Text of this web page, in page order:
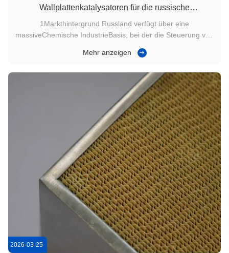
Wallplattenkatalysatoren für die russische
Chemieindustrie
1Markthintergrund Russland verfügt über eine
massiveChemische IndustrieBasis, bei der die Steuerung von
eine Herausforderung für die Einhaltung der
und der hohen Staubgehalt und hohen ...
Mehr anzeigen
2026-03-25